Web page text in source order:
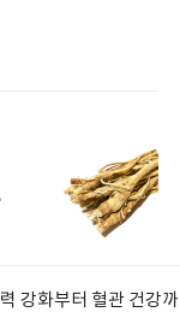
강화부터 혈관 건강까